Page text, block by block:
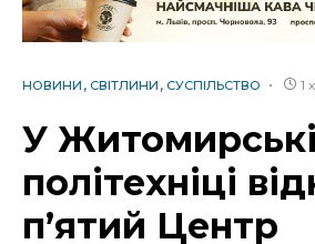
НОВИНИ СВІТЛИНИ СУСПІЛЬСТВО 1
У
політехніці
п’ятий Центр